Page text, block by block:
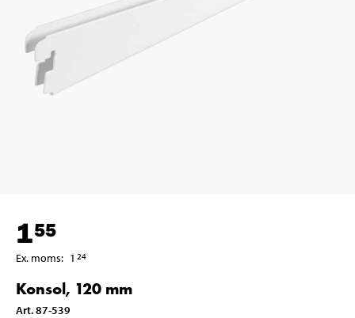
155
Ex. moms: 1 24
Konsol, 120 mm
Art.87-539